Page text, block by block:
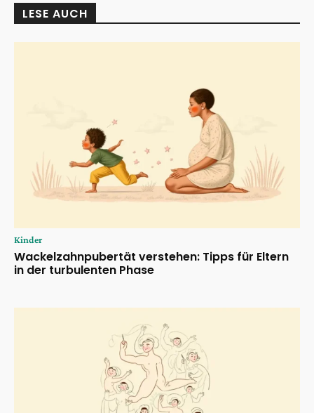
LESE AUCH
Kinder
Wackelzahnpubertät verstehen: Tipps für Eltern
in der turbulenten Phase